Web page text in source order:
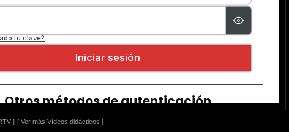
] [ Ver más Vídeos didácticos ]